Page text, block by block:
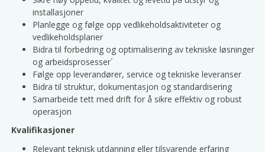
installasjoner
Planlegge og følge opp vedlikeholdsaktiviteter og
vedlikeholdsplaner
Bidra til forbedring og optimalisering av tekniske løsninger
og arbeidsprosesser´
Følge opp leverandører, service og tekniske leveranser
Bidra til struktur, dokumentasjon og standardisering
Samarbeide tett med drift for å sikre effektiv og robust
operasjon
Kvalifikasjoner
Relevant teknisk utdanning eller tilsvarende erfaring